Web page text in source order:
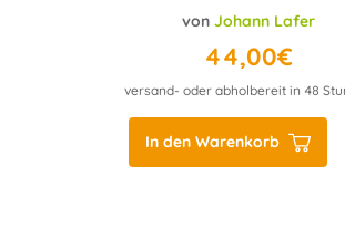
von Johann Lafer
44,00€
versand- oder abholbereit in 48
In den Warenkorb